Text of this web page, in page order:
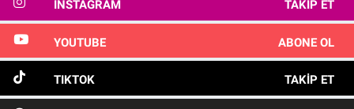
INSTAGRAM TAKIP ET
YOUTUBE ABONE OL
TIKTOK TAKIP ET